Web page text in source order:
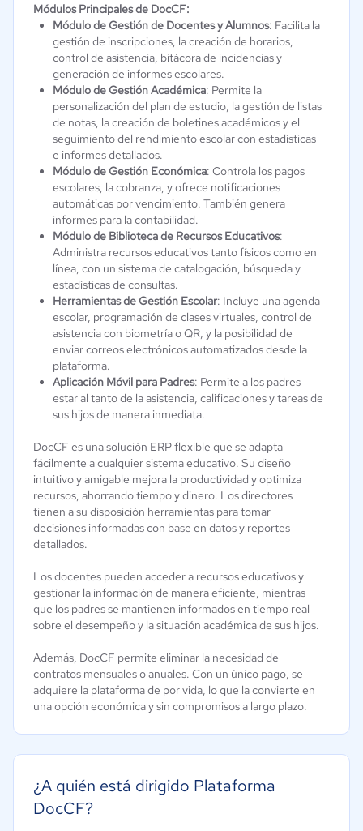
Módulos Principales de DocCF:
Módulo de Gestión de Docentes y Alumnos: Facilita la
gestión de inscripciones, la creación de horarios,
control de asistencia, bitácora de incidencias y
generación de informes escolares.
Módulo de Gestión Académica: Permite la
personalización del plan de estudio, la gestión de listas
de notas, la creación de boletines académicos y el
seguimiento del rendimiento escolar con estadísticas
e informes detallados.
Módulo de Gestión Económica: Controla los pagos
escolares, la cobranza, y ofrece notificaciones
automáticas por vencimiento. También genera
informes para la contabilidad.
Módulo de Biblioteca de Recursos Educativos:
Administra recursos educativos tanto físicos como en
línea, con un sistema de catalogación, búsqueda y
estadísticas de consultas.
Herramientas de Gestión Escolar: Incluye una agenda
escolar, programación de clases virtuales, control de
asistencia con biometría o QR, y la posibilidad de
enviar correos electrónicos automatizados desde la
plataforma.
Aplicación Móvil para Padres: Permite a los padres
estar al tanto de la asistencia, calificaciones y tareas de
sus hijos de manera inmediata.
DocCF es una solución ERP flexible que se adapta
fácilmente a cualquier sistema educativo. Su diseño
intuitivo y amigable mejora la productividad y optimiza
recursos, ahorrando tiempo y dinero. Los directores
tienen a su disposición herramientas para tomar
decisiones informadas con base en datos y reportes
detallados.
Los docentes pueden acceder a recursos educativos y
gestionar la información de manera eficiente, mientras
que los padres se mantienen informados en tiempo real
sobre el desempeño y la situación académica de sus hijos.
Además, DocCF permite eliminar la necesidad de
contratos mensuales o anuales. Con un único pago, se
adquiere la plataforma de por vida, lo que la convierte en
una opción económica y sin compromisos a largo plazo.
¿A quién está dirigido Plataforma
DocCF?